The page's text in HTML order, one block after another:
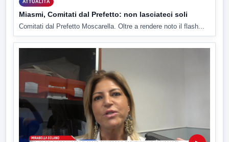
ATTUALITÀ
Miasmi, Comitati dal Prefetto: non lasciateci soli
Comitati dal Prefetto Moscarella. Oltre a rendere noto il flash...